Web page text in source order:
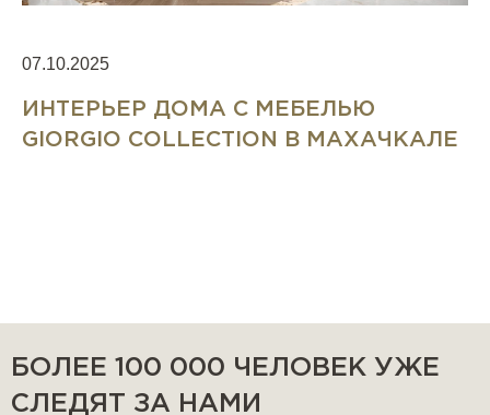
07.10.2025
ИНТЕРЬЕР ДОМА С МЕБЕЛЬЮ
GIORGIO COLLECTION В МАХАЧКАЛЕ
БОЛЕЕ 100 000 ЧЕЛОВЕК УЖЕ
СЛЕДЯТ ЗА НАМИ